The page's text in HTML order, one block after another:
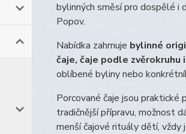
bylinných směsí pro dospělé i
Popov.
Nabídka zahrnuje bylinné
čaje, čaje podle zvěrokruhu
oblíbené byliny nebo
Porcované čaje jsou praktické
tradičnější přípravu, možnost
menší čajové rituály dětí,